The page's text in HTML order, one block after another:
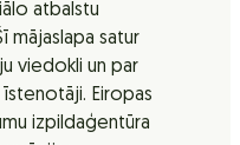
atbalstu
mājaslapa satur
viedokli un par
Eiropas
izpildaģentūra